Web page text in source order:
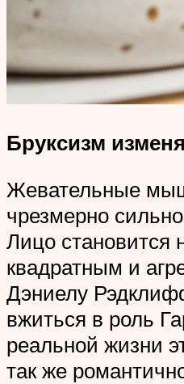
Бруксизм
Жевательные
чрезмерно
Лицо становится
квадратным и
Дэниелу
вжиться в роль
реальной жизни
так же